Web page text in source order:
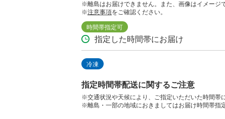
※離島はお届けできません。また、画像はイメージ
※注意事項をご確認ください。
時間帯指定可
指定した時間帯にお届け
冷凍
指定時間帯配送に関するご注意
※交通状況や天候により、ご指定いただいた時間帯
※離島・一部の地域におきましてはお届け時間帯指